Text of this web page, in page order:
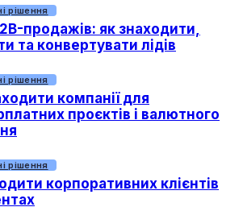
рішення
продажів: як знаходити,
та конвертувати лідів
рішення
компанії для
проєктів і валютного
рішення
корпоративних клієнтів